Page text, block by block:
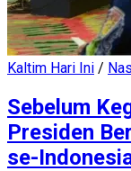
Kaltim Hari Ini /
Sebelum
Presiden
se-